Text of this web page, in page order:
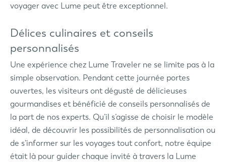
voyager avec Lume peut être exceptionnel.
Délices culinaires et conseils
personnalisés
Une expérience chez Lume Traveler ne se limite pas à la
simple observation. Pendant cette journée portes
ouvertes, les visiteurs ont dégusté de délicieuses
gourmandises et bénéficié de conseils personnalisés de
la part de nos experts. Qu’il s’agisse de choisir le modèle
idéal, de découvrir les possibilités de personnalisation ou
de s’informer sur les voyages tout confort, notre équipe
était là pour guider chaque invité à travers la Lume